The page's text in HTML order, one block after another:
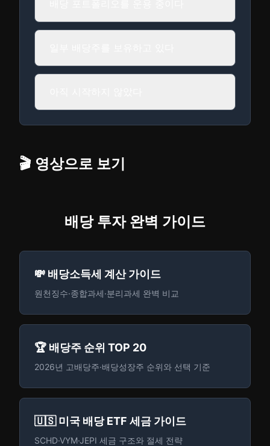
🎬 영상으로 보기
배당 투자 완벽 가이드
💸 배당소득세 계산 가이드
원천징수·종합과세·분리과세 완벽 비교
🏆 배당주 순위 TOP 20
2026년 고배당주·배당성장주 순위와 선택 기준
🇺🇸 미국 배당 ETF 세금 가이드
SCHD·VYM·JEPI 세금 구조와 절세 전략